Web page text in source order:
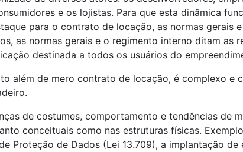
e os lojistas. Para que esta dinâmica
para o contrato de locação, as normas gerais
as normas gerais e o regimento interno ditam as
destinada a todos os usuários do
além de mero contrato de locação, é complexo e
de costumes, comportamento e tendências de
conceituais como nas estruturas físicas.
Proteção de Dados (Lei 13.709), a implantação